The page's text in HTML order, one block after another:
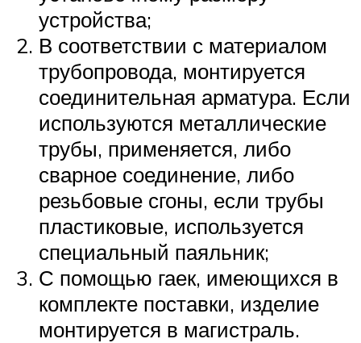
устройства;
В соответствии с материалом
трубопровода, монтируется
соединительная арматура. Если
используются металлические
трубы, применяется, либо
сварное соединение, либо
резьбовые сгоны, если трубы
пластиковые, используется
специальный паяльник;
С помощью гаек, имеющихся в
комплекте поставки, изделие
монтируется в магистраль.